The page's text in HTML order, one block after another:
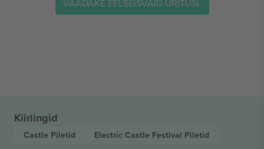
VAADAKE EELSEISVAID ÜRITUSI.
Kiirlingid
Castle Piletid Electric Castle Festival Piletid